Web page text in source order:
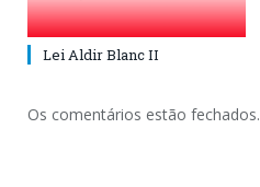
Lei Aldir Blanc II
Os comentários estão fechados.